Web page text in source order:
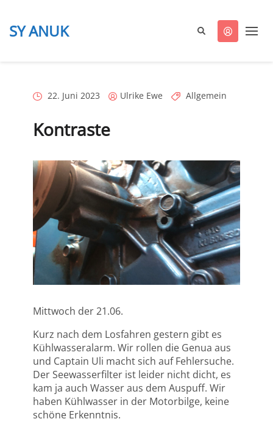
SY ANUK
Posted
22. Juni 2023
PostedUlrike Ewe Categories
Allgemein
Kontraste
Mittwoch der 21.06.
Kurz nach dem Losfahren gestern gibt es
Kühlwasseralarm. Wir rollen die Genua aus
und Captain Uli macht sich auf Fehlersuche.
Der Seewasserfilter ist leider nicht dicht, es
kam ja auch Wasser aus dem Auspuff. Wir
haben Kühlwasser in der Motorbilge, keine
schöne Erkenntnis.